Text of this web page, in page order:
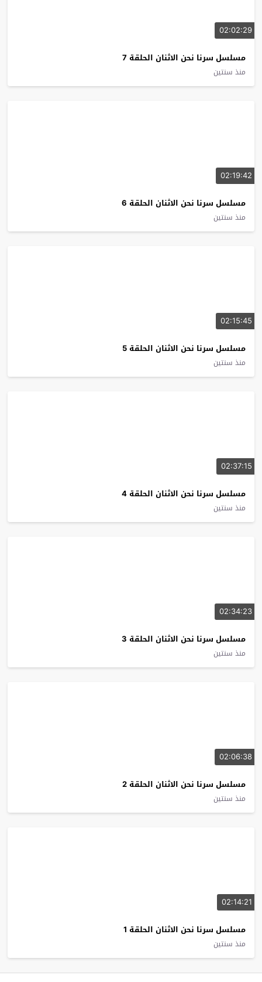
02:02:29
مسلسل سرنا نحن الاثنان الحلقة 7
منذ سنتين
02:19:42
مسلسل سرنا نحن الاثنان الحلقة 6
منذ سنتين
02:15:45
مسلسل سرنا نحن الاثنان الحلقة 5
منذ سنتين
02:37:15
مسلسل سرنا نحن الاثنان الحلقة 4
منذ سنتين
02:34:23
مسلسل سرنا نحن الاثنان الحلقة 3
منذ سنتين
02:06:38
مسلسل سرنا نحن الاثنان الحلقة 2
منذ سنتين
02:14:21
مسلسل سرنا نحن الاثنان الحلقة 1
منذ سنتين